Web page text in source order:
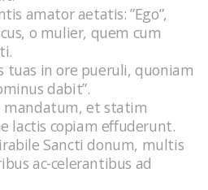
amator aetatis: ”Ego”,
o mulier, quem cum
tuas in ore pueruli, quoniam
dabit”.
mandatum, et statim
lactis copiam effuderunt.
Sancti donum, multis
ac-celerantibus ad